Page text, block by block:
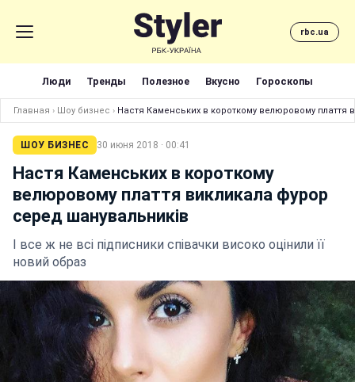
rbc.ua
Люди Тренды Полезное Вкусно Гороскопы
Главная › Шоу бизнес › Настя Каменських в короткому велюровому плаття
ШОУ БИЗНЕС 30 июня 2018 · 00:41
Настя Каменських в короткому
велюровому плаття викликала фурор
серед шанувальників
І все ж не всі підписники співачки високо оцінили її
новий образ